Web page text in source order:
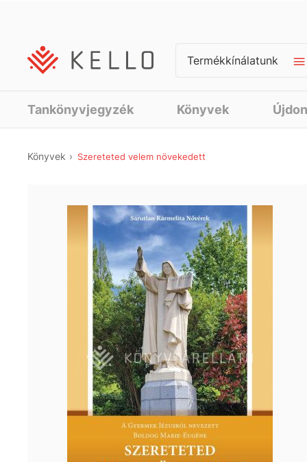
Termékkínálatunk
Tankönyvjegyzék Könyvek
Könyvek Szereteted velem növekedett